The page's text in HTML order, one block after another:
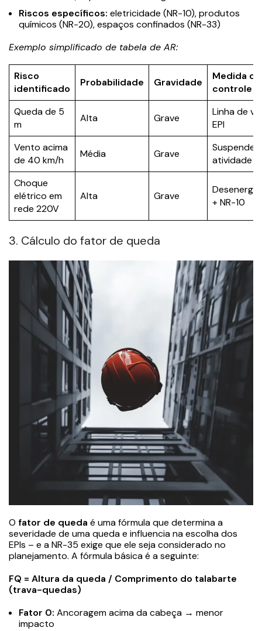
Riscos específicos: eletricidade (NR-10), produtos
químicos (NR-20), espaços confinados (NR-33)
Exemplo simplificado de tabela de AR:
Risco
identificado
Probabilidade Gravidade
Medida de
controle
Queda de 5
m
Alta Grave
Linha de
EPI
Vento acima
de 40 km/h
Média Grave
Suspender
atividade
Choque
elétrico em
rede 220V
Alta Grave
+ NR-10
3. Cálculo do fator de queda
O fator de queda é uma fórmula que determina a
severidade de uma queda e influencia na escolha dos
EPIs – e a NR-35 exige que ele seja considerado no
planejamento. A fórmula básica é a seguinte:
FQ = Altura da queda / Comprimento do talabarte
(trava-quedas)​
Fator 0: Ancoragem acima da cabeça → menor
impacto